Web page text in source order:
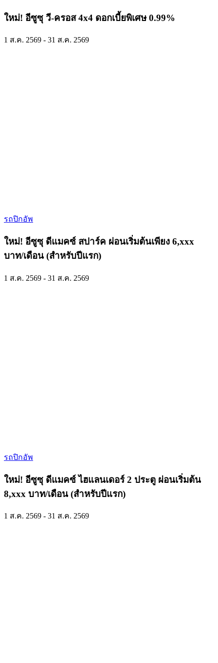
ใหม่! อีซูซุ วี-ครอส 4x4 ดอกเบี้ยพิเศษ 0.99%
1 ส.ค. 2569 - 31 ส.ค. 2569
รถปิกอัพ
ใหม่! อีซูซุ ดีแมคซ์ สปาร์ค ผ่อนเริ่มต้นเพียง 6,xxx
บาท/เดือน (สำหรับปีแรก)
1 ส.ค. 2569 - 31 ส.ค. 2569
รถปิกอัพ
ใหม่! อีซูซุ ดีแมคซ์ ไฮแลนเดอร์ 2 ประตู ผ่อนเริ่มต้น
8,xxx บาท/เดือน (สำหรับปีแรก)
1 ส.ค. 2569 - 31 ส.ค. 2569